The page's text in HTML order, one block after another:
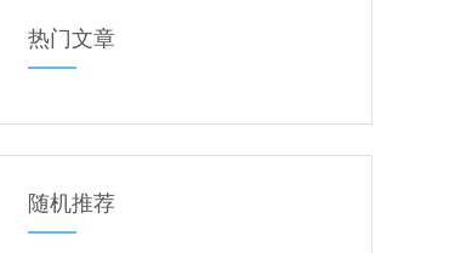
热门文章
随机推荐